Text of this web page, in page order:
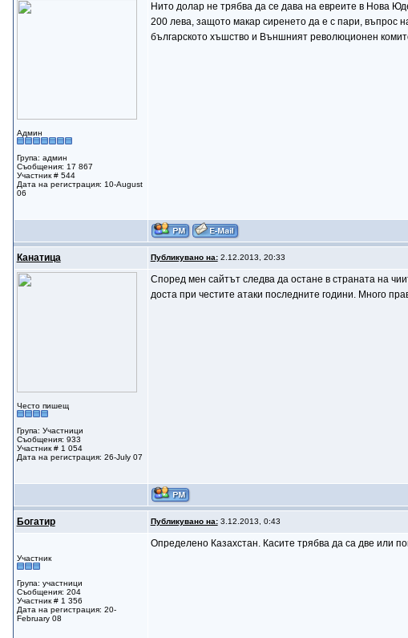
Админ
Група: админ
Съобщения: 17 867
Участник # 544
Дата на регистрация: 10-August
06
Нито долар не трябва да се дава на евреите в Нова
200 лева, защото макар сиренето да е с пари, въпрос
българското хъшство и Външният революционен
Канатица Публикувано на:2.12.2013, 20:33
Често пишещ
Група: Участници
Съобщения: 933
Участник # 1 054
Дата на регистрация: 26-July 07
Според мен сайтът следва да остане в страната на
доста при честите атаки последните години. Много
Богатир Публикувано на:3.12.2013, 0:43
Участник
Група: участници
Съобщения: 204
Участник # 1 356
Дата на регистрация: 20-
February 08
Определено Казахстан. Касите трябва да са две или